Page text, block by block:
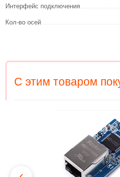
Интерфейс подключения
Кол-во осей
С этим товаром